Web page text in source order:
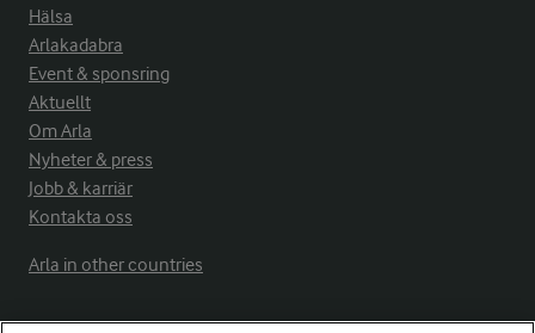
Hälsa
Arlakadabra
Event & sponsring
Aktuellt
Om Arla
Nyheter & press
Jobb & karriär
Kontakta oss
Arla in other countries